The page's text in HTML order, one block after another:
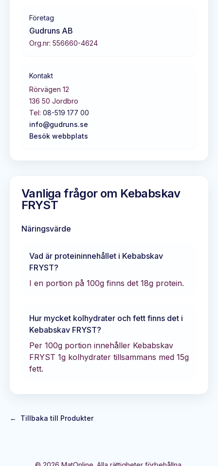
Företag
Gudruns AB
Org.nr: 556660-4624
Kontakt
Rörvägen 12
136 50 Jordbro
Tel: 08-519 177 00
info@gudruns.se
Besök webbplats
Vanliga frågor om Kebabskav
FRYST
Näringsvärde
Vad är proteininnehållet i Kebabskav
FRYST?
I en portion på 100g finns det 18g protein.
Hur mycket kolhydrater och fett finns det i
Kebabskav FRYST?
Per 100g portion innehåller Kebabskav
FRYST 1g kolhydrater tillsammans med 15g
fett.
← Tillbaka till Produkter